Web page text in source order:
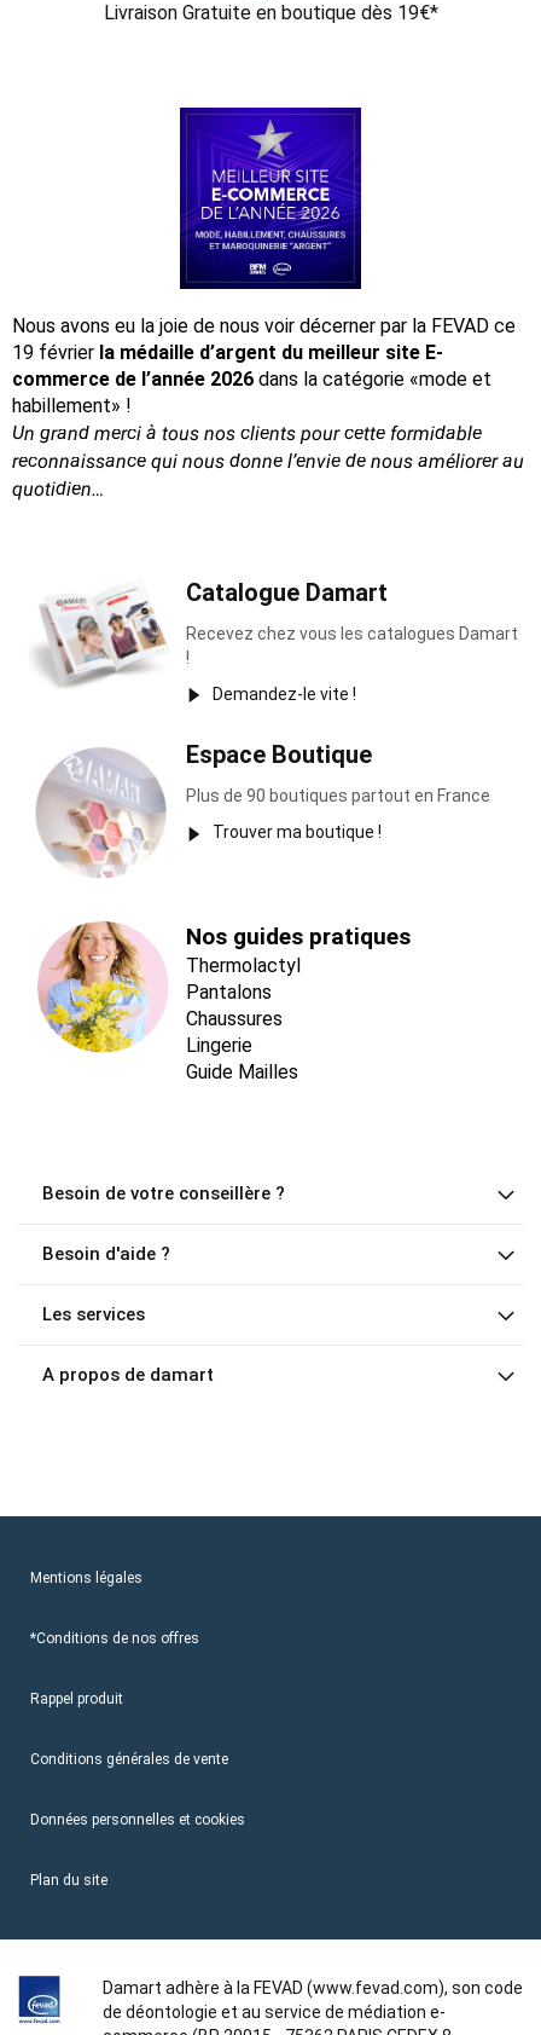
Livraison Gratuite en boutique dès 19€*
Nous avons eu la joie de nous voir décerner par la FEVAD ce
19 février la médaille d’argent du meilleur site E-
commerce de l’année 2026 dans la catégorie «mode et
habillement» !
Un grand merci à tous nos clients pour cette formidable
reconnaissancequi nous donne l’envie de nous améliorer au
quotidien…
Catalogue Damart
Recevez chez vous les catalogues Damart
!
Demandez-le vite !
Espace Boutique
Plus de 90 boutiques partout en France
Trouver ma boutique !
Nos guides pratiques
Thermolactyl
Pantalons
Chaussures
Lingerie
Guide Mailles
Besoin de votre conseillère ?
Besoin d'aide ?
Les services
A propos de damart
Mentions légales
*Conditions de nos offres
Rappel produit
Conditions générales de vente
Données personnelles et cookies
Plan du site
Damart adhère à la FEVAD (www.fevad.com), son code
de déontologie et au service de médiation e-